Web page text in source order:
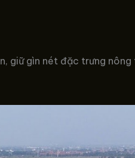
giữ gìn nét đặc trưng